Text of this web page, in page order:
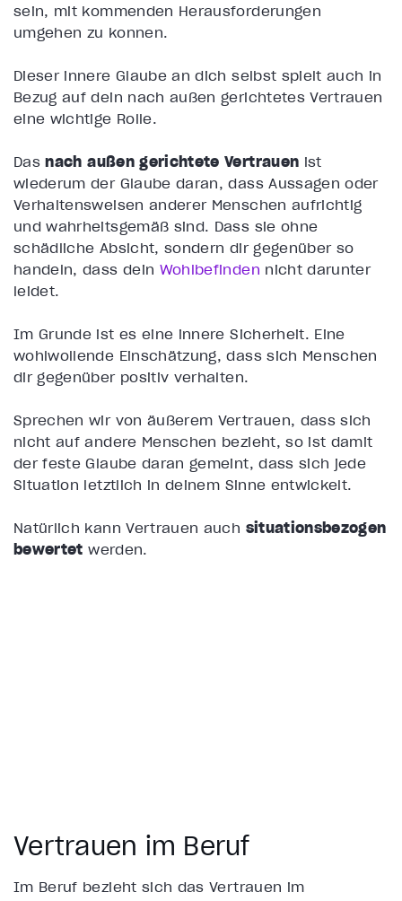
sein, mit kommenden Herausforderungen
umgehen zu können.
Dieser innere Glaube an dich selbst spielt auch in
Bezug auf dein nach außen gerichtetes Vertrauen
eine wichtige Rolle.
Dasnach außen gerichtete Vertrauen ist
wiederum der Glaube daran, dass Aussagen oder
Verhaltensweisen anderer Menschen aufrichtig
und wahrheitsgemäß sind. Dass sie ohne
schädliche Absicht, sondern dir gegenüber so
handeln, dass dein Wohlbefinden nicht darunter
leidet.
Im Grunde ist es eine innere Sicherheit. Eine
wohlwollende Einschätzung, dass sich Menschen
dir gegenüber positiv verhalten.
Sprechen wir von äußerem Vertrauen, dass sich
nicht auf andere Menschen bezieht, so ist damit
der feste Glaube daran gemeint, dass sich jede
Situation letztlich in deinem Sinne entwickelt.
Natürlich kann Vertrauen auch situationsbezogen
bewertetwerden.
Vertrauen im Beruf
Im Beruf bezieht sich das Vertrauen im